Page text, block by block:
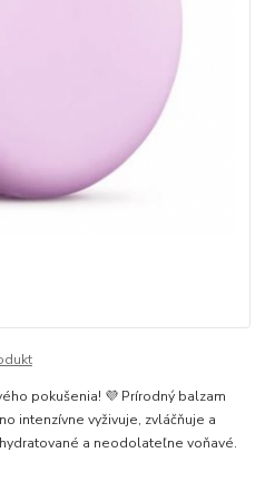
pokušenia! 💜 Prírodný balzam
intenzívne vyživuje, zvláčňuje a
a neodolateľne voňavé.